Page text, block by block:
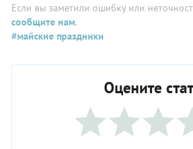
Если вы заметили ошибку или
сообщите нам.
#майские праздники
Оцените